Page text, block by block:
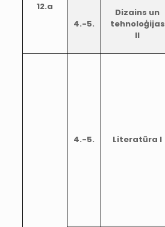
12.a
4.-5.
Dizains un
tehnoloģijas
II
4.-5. Literatūra I